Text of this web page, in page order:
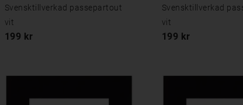
Svensktillverkad passepartout
vit
199 kr
Svensktillverkad
vit
199 kr